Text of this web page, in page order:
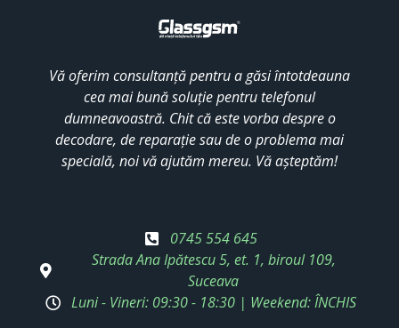
Vă oferim consultanță pentru a găsi întotdeauna
cea mai bună soluție pentru telefonul
dumneavoastră. Chit că este vorba despre o
decodare, de reparație sau de o problema mai
specială, noi vă ajutăm mereu. Vă așteptăm!
0745 554 645
Strada Ana Ipătescu 5, et. 1, biroul 109,
Suceava
Luni - Vineri: 09:30 - 18:30 | Weekend: ÎNCHIS